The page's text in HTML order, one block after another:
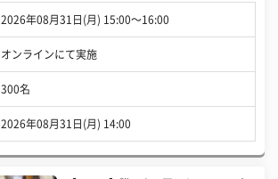
2026年08月31日(月) 15:00〜16:00
オンラインにて実施
300名
2026年08月31日(月) 14:00